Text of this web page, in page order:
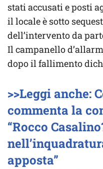
stati accusati e posti
il locale è sotto
dell’intervento da
Il campanello
dopo il fallimento
>>Leggi anche:
commenta la
“Rocco
apposta”